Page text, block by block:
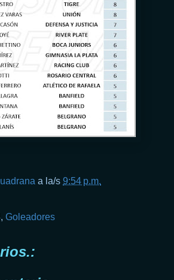
a la/s 9:54 p.m.
, Goleadores